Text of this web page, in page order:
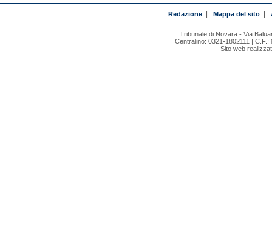
Redazione| Mappa del sito|
Tribunale di Novara - Via
Centralino: 0321-1802111 |
Sito web